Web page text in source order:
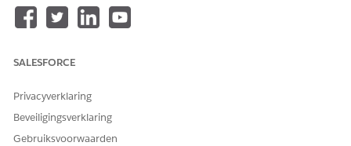
voor een financiële rekening of lidmaatschap van een
primaire groep bewerkt, werkt de RBL-configuratie de
groepsniveau bij.
(beheerd pakket)
Bepaal recordtotalen en totalen door opzoeken om de
prestaties van het laden van gegevens te maximaliseren.
SALESFORCE
Privacyverklaring
Beveiligingsverklaring
Gebruiksvoorwaarden